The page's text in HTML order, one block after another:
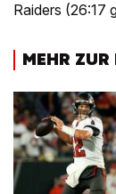
Raiders (26:17
MEHR ZUR